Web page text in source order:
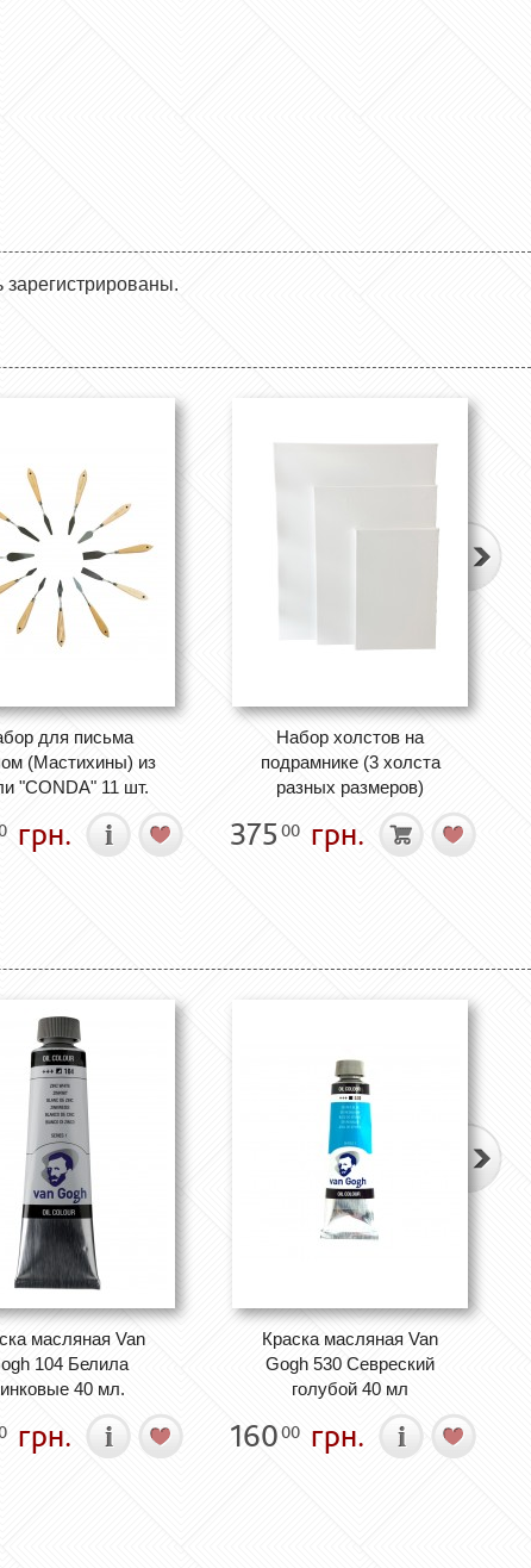
для письма
(Мастихины) из
"CONDA" 11 шт.
грн.
Набор холстов на
подрамнике (3 холста
разных размеров)
375 00 грн.
масляная Van
104 Белила
40 мл.
грн.
Краска масляная Van
Gogh 530 Севреский
голубой 40 мл
16000 грн.